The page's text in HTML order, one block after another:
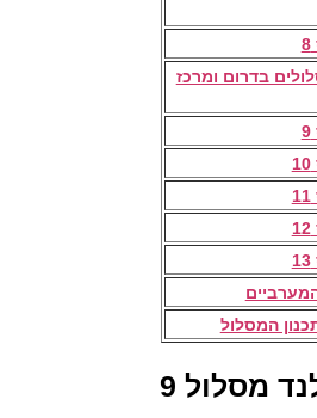
מסלול 9
בדרום ומרכז
המסלול